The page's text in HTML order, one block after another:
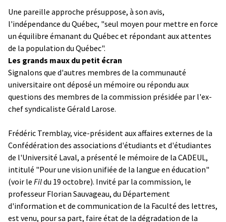
Une pareille approche présuppose, à son avis,
l'indépendance du Québec, "seul moyen pour mettre en force
un équilibre émanant du Québec et répondant aux attentes
de la population du Québec".
Les grands maux du petit écran
Signalons que d'autres membres de la communauté
universitaire ont déposé un mémoire ou répondu aux
questions des membres de la commission présidée par l'ex-
chef syndicaliste Gérald Larose.
Frédéric Tremblay, vice-président aux affaires externes de la
Confédération des associations d'étudiants et d'étudiantes
de l'Université Laval, a présenté le mémoire de la CADEUL,
intitulé "Pour une vision unifiée de la langue en éducation"
(voir le Fildu 19 octobre). Invité par la commission, le
professeur Florian Sauvageau, du Département
d'information et de communication de la Faculté des lettres,
est venu, pour sa part, faire état de la dégradation de la